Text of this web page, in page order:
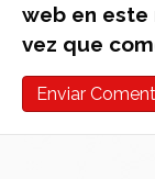
web en
vez que